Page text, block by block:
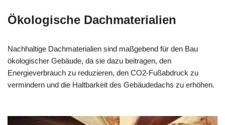
Ökologische Dachmaterialien
Nachhaltige Dachmaterialien sind maßgebend für den Bau
ökologischer Gebäude, da sie dazu beitragen, den
Energieverbrauch zu reduzieren, den CO2-Fußabdruck zu
vermindern und die Haltbarkeit des Gebäudedachs zu erhöhen.